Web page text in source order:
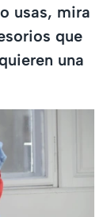
usas, mira
que
una